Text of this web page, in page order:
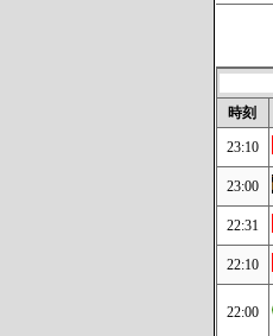
時刻
23:10
23:00
22:31
22:10
22:00